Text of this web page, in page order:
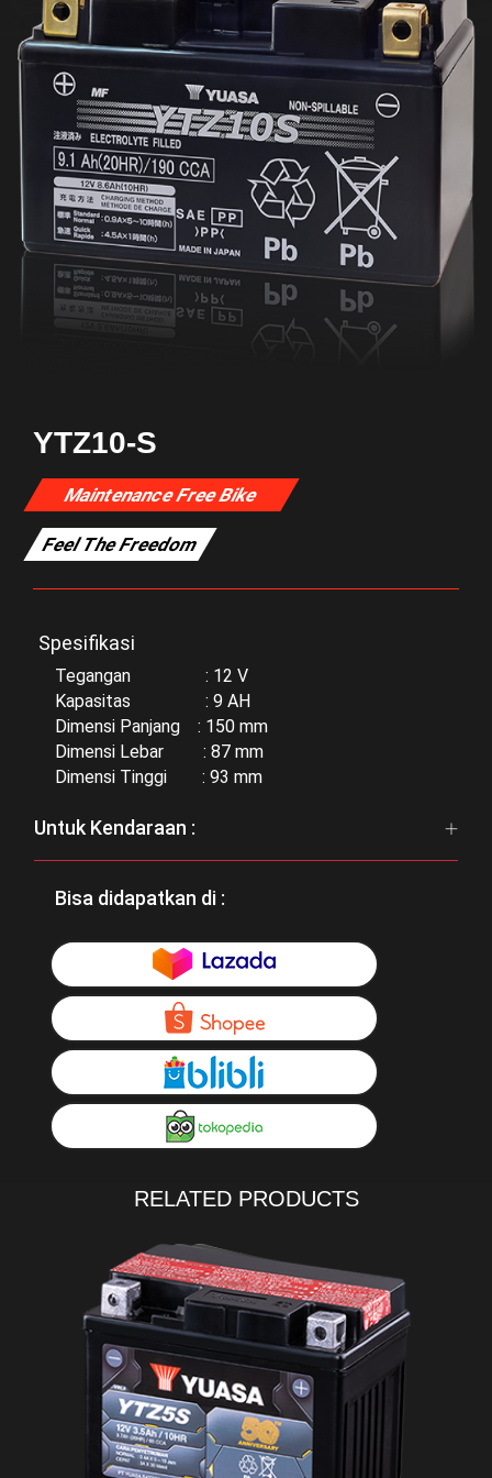
YTZ10-S
Maintenance Free Bike
Feel The Freedom
Spesifikasi
Tegangan : 12 V
Kapasitas : 9 AH
Dimensi Panjang : 150 mm
Dimensi Lebar : 87 mm
Dimensi Tinggi : 93 mm
Untuk Kendaraan :
Bisa didapatkan di :
RELATED PRODUCTS